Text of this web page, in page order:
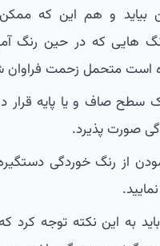
بیاید و هم این که
هایی که در حین رنگ
است متحمل زحمت فراوان
سطح صاف و یا پایه قرار
صورت پذیرد.
از رنگ خوردگی
به این نکته توجه